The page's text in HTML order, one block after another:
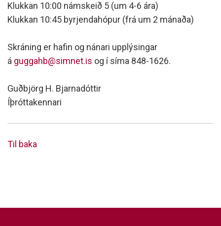
Klukkan 10:00 námskeið 5 (um 4-6 ára)
Klukkan 10:45 byrjendahópur (frá um 2 mánaða)
Skráning er hafin og nánari upplýsingar
á guggahb@simnet.is og í síma 848-1626.
Guðbjörg H. Bjarnadóttir
Íþróttakennari
Til baka